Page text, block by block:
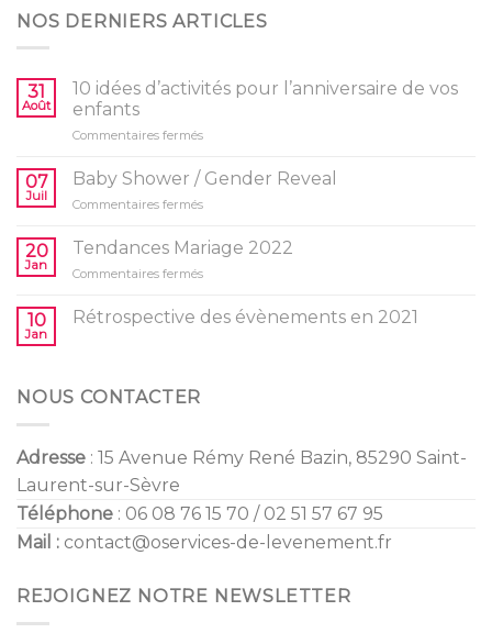
NOS DERNIERS ARTICLES
31
Août
10 idées d’activités pour l’anniversaire de vos
enfants
Commentaires ferméssur
idées
pour
de
07
Juil
Baby Shower / Gender Reveal
Commentaires ferméssur
Shower
Gender
20
Jan
Tendances Mariage 2022
Commentaires ferméssur
Mariage
10
Jan
Rétrospective des évènements en 2021
NOUS CONTACTER
Adresse : 15 Avenue Rémy René Bazin, 85290 Saint-
Laurent-sur-Sèvre
Téléphone : 06 08 76 15 70 / 02 51 57 67 95
Mail : contact@oservices-de-levenement.fr
REJOIGNEZ NOTRE NEWSLETTER